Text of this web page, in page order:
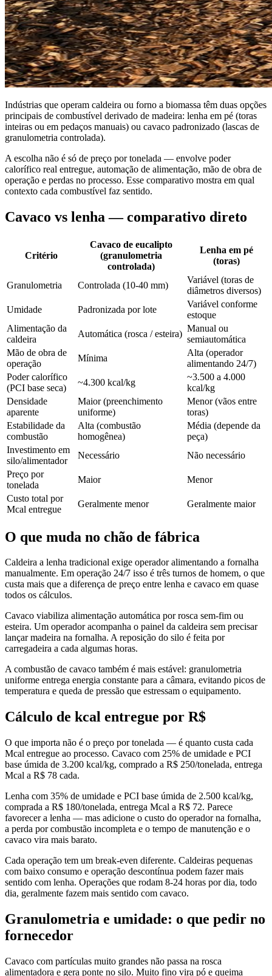
Indústrias que operam caldeira ou forno a biomassa têm duas opções
principais de combustível derivado de madeira: lenha em pé (toras
inteiras ou em pedaços manuais) ou cavaco padronizado (lascas de
granulometria controlada).
A escolha não é só de preço por tonelada — envolve poder
calorífico real entregue, automação de alimentação, mão de obra de
operação e perdas no processo. Esse comparativo mostra em qual
contexto cada combustível faz sentido.
Cavaco vs lenha — comparativo direto
Critério
Cavaco de eucalipto
(granulometria
controlada)
Lenha em pé
(toras)
Granulometria Controlada (10-40 mm)
Variável (toras de
diâmetros diversos)
Umidade
Padronizada por lote
Variável conforme
estoque
Alimentação da
caldeira
Automática (rosca / esteira)
Manual ou
semiautomática
Mão de obra de
operação
Mínima
Alta (operador
alimentando 24/7)
Poder calorífico
(PCI base seca)
~4.300 kcal/kg
~3.500 a 4.000
kcal/kg
Densidade
aparente
Maior (preenchimento
uniforme)
Menor (vãos entre
toras)
Estabilidade da
combustão
Alta (combustão
homogênea)
Média (depende da
peça)
Investimento em
silo/alimentador
Necessário
Não necessário
Preço por
tonelada
Maior
Menor
Custo total por
Mcal entregue
Geralmente menor Geralmente maior
O que muda no chão de fábrica
Caldeira a lenha tradicional exige operador alimentando a fornalha
manualmente. Em operação 24/7 isso é três turnos de homem, o que
custa mais que a diferença de preço entre lenha e cavaco em quase
todos os cálculos.
Cavaco viabiliza alimentação automática por rosca sem-fim ou
esteira. Um operador acompanha o painel da caldeira sem precisar
lançar madeira na fornalha. A reposição do silo é feita por
carregadeira a cada algumas horas.
A combustão de cavaco também é mais estável: granulometria
uniforme entrega energia constante para a câmara, evitando picos de
temperatura e queda de pressão que estressam o equipamento.
Cálculo de kcal entregue por R$
O que importa não é o preço por tonelada — é quanto custa cada
Mcal entregue ao processo. Cavaco com 25% de umidade e PCI
base úmida de 3.200 kcal/kg, comprado a R$ 250/tonelada, entrega
Mcal a R$ 78 cada.
Lenha com 35% de umidade e PCI base úmida de 2.500 kcal/kg,
comprada a R$ 180/tonelada, entrega Mcal a R$ 72. Parece
favorecer a lenha — mas adicione o custo do operador na fornalha,
a perda por combustão incompleta e o tempo de manutenção e o
cavaco vira mais barato.
Cada operação tem um break-even diferente. Caldeiras pequenas
com baixo consumo e operação descontínua podem fazer mais
sentido com lenha. Operações que rodam 8-24 horas por dia, todo
dia, geralmente fazem mais sentido com cavaco.
Granulometria e umidade: o que pedir no
fornecedor
Cavaco com partículas muito grandes não passa na rosca
alimentadora e gera ponte no silo. Muito fino vira pó e queima